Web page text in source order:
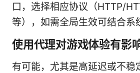
口，选择相应协议（HTTP/
等），如需全局生效可结合系
使用代理对游戏体验有影
有可能，尤其是高延迟或不稳